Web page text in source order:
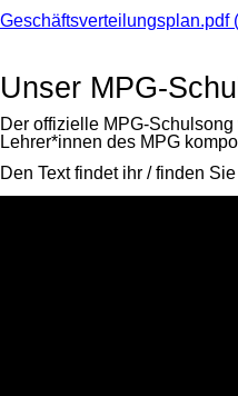
Geschäftsverteilungsplan.pdf
Unser MPG-
Der offizielle MPG-
Lehrer*innen des MPG
Den Text findet ihr / finden Sie